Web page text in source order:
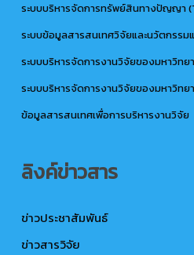
ระบบบริหารจัดการทรัพย์สินทางปัญญา
ระบบข้อมูลสารสนเทศวิจัยและนวัตกรรม
ระบบบริหารจัดการงานวิจัยของมหาวิทย
ระบบบริหารจัดการงานวิจัยของมหาวิทย
ข้อมูลสารสนเทศเพื่อการบริหารงานวิจัย
ลิงค์ข่าวสาร
ข่าวประชาสัมพันธ์
ข่าวสารวิจัย